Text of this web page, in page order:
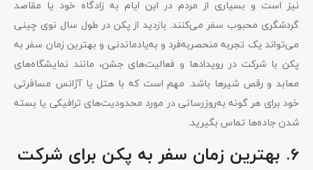
نیز است و بسیاری از مردم در این ایام به زادگاه خود یا مقاصد
گردشگری محبوب سفر می‌کنند. بازدید از پکن در طول سال نوی چینی
می‌تواند یک تجربه منحصربه‌فرد و به‌یادماندنی و بهترین زمان سفر به
پکن با شرکت در رویدادها و فعالیت‌های جشن، مانند نمایشگاه‌های
معابد و رقص شیرها باشد. مهم است که با هتل یا آژانس مسافرتی
خود برای هر گونه به‌روزرسانی در مورد محدودیت‌های ترافیکی یا بسته
شدن جاده‌ها تماس بگیرید.
6. بهترین زمان سفر به پکن برای شرکت